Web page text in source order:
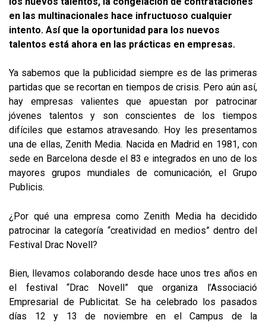
en las multinacionales hace infructuoso cualquier
intento. Así que la oportunidad para los nuevos
talentos está ahora en las prácticas en empresas.
Ya sabemos que la publicidad siempre es de las primeras
partidas que se recortan en tiempos de crisis. Pero aún así,
hay empresas valientes que apuestan por patrocinar
jóvenes talentos y son conscientes de los tiempos
difíciles que estamos atravesando. Hoy les presentamos
una de ellas, Zenith Media. Nacida en Madrid en 1981, con
sede en Barcelona desde el 83 e integrados en uno de los
mayores grupos mundiales de comunicación, el Grupo
Publicis.
¿Por qué una empresa como Zenith Media ha decidido
patrocinar la categoría “creatividad en medios” dentro del
Festival Drac Novell?
Bien, llevamos colaborando desde hace unos tres años en
el festival “Drac Novell” que organiza l’Associació
Empresarial de Publicitat. Se ha celebrado los pasados
días 12 y 13 de noviembre en el Campus de la